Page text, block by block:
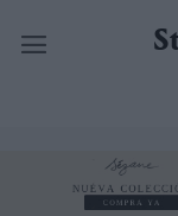
contenido